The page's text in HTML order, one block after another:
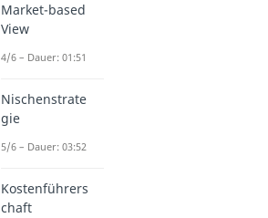
Market-based
View
4/6 – Dauer: 01:51
Nischenstrate
gie
5/6 – Dauer: 03:52
Kostenführers
chaft